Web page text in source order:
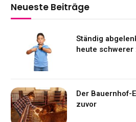
Neueste Beiträge
Ständig
heute
Der Bauernhof-
zuvor